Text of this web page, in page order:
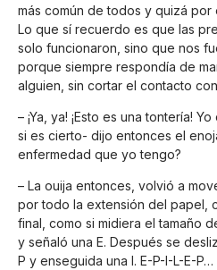
más común de todos y quizá
Lo que sí recuerdo es que las
solo funcionaron, sino que nos
porque siempre respondía de
alguien, sin cortar el contacto
– ¡Ya, ya! ¡Esto es una tontería!
si es cierto- dijo entonces el
enfermedad que yo tengo?
– La ouija entonces, volvió a
por todo la extensión del papel,
final, como si midiera el tamaño
y señaló una E. Después se
P y enseguida una I. E-P-I-L-E-P…